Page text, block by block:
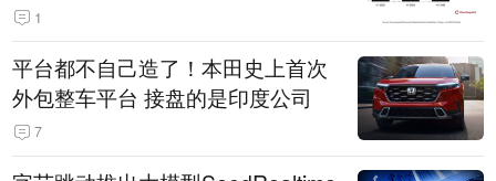
1
平台都不自己造了！本田史上首次
外包整车平台 接盘的是印度公司
7